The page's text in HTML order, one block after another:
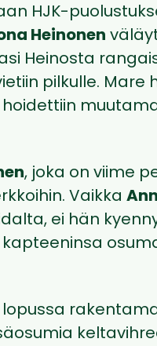
HJK-
Heinonen
Heinosta
pilkulle. Mare
, joka on viime
Vaikka
ei hän
lopussa